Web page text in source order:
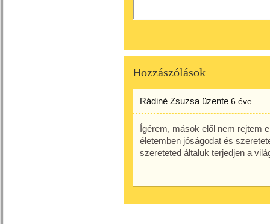
Hozzászólások
Rádiné Zsuzsa üzente 6 éve
Ígérem, mások elől nem rejtem
életemben jóságodat és
szereteted általuk terjedjen a